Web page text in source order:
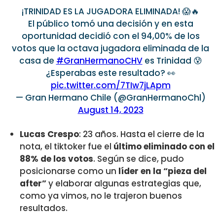
¡TRINIDAD ES LA JUGADORA ELIMINADA! 😱🔥
El público tomó una decisión y en esta
oportunidad decidió con el 94,00% de los
votos que la octava jugadora eliminada de la
casa de #GranHermanoCHVes Trinidad 😰
¿Esperabas este resultado? 👀
pic.twitter.com/7TIw7jLApm
— Gran Hermano Chile (@GranHermanoChl)
August 14, 2023
Lucas Crespo: 23 años. Hasta el cierre de la
nota, el tiktoker fue el último eliminado con el
88% de los votos. Según se dice, pudo
posicionarse como un líder en la “pieza del
after”y elaborar algunas estrategias que,
como ya vimos, no le trajeron buenos
resultados.